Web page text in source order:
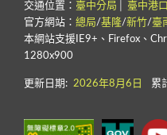
交通位置： 臺中分局 臺中港
官方網站： 總局/基隆/新竹/臺
本網站支援IE9+、Firefox、
1280x900
更新日期: 2026年8月6日 累